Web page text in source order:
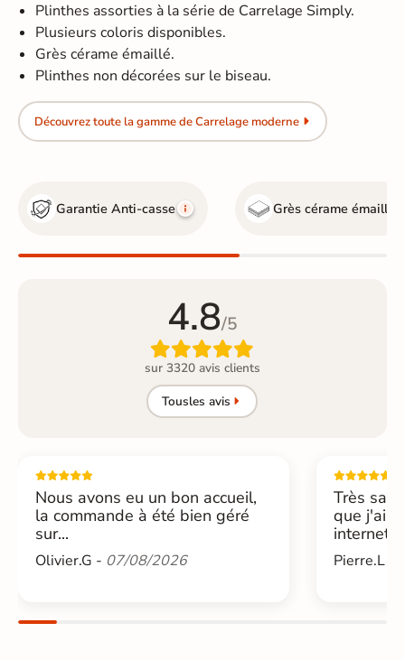
Plinthes assorties à la série de Carrelage Simply.
Plusieurs coloris disponibles.
Grès cérame émaillé.
Plinthes non décorées sur le biseau.
Découvrez toute la gamme de Carrelage moderne
Garantie Anti-casse Grès cérame émaillé
4.8/5

sur 3320 avis clients
Tousles avis
Nous avons eu un bon accueil,
la commande à été bien géré
sur...
Olivier.G - 07/08/2026
Très
que j'ai
internet....
Pierre.L -